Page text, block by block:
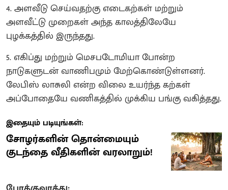
4. அளவீடு செய்வதற்கு எடைகற்கள் மற்றும்
அளவீட்டு முறைகள் அந்த காலத்திலேயே
புழக்கத்தில் இருந்தது.
5. ​எகிப்து மற்றும் மெசபடோமியா போன்ற
நாடுகளுடன் வாணிபமும் மேற்கொண்டுள்ளனர்.
லேபிஸ் லாசுலி என்ற விலை உயர்ந்த கற்கள்
அப்போதையே வணிகத்தில் முக்கிய பங்கு வகித்தது.
இதையும் படியுங்கள்:
சோழர்களின் தொன்மையும்
குடந்தை வீதிகளின் வரலாறும்!